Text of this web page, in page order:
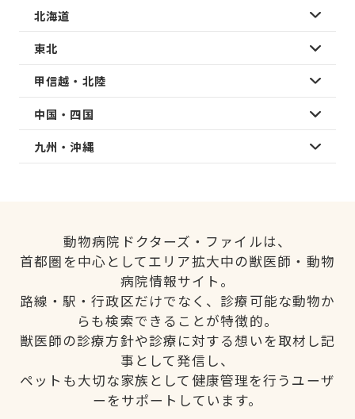
北海道
東北
甲信越・北陸
中国・四国
九州・沖縄
動物病院ドクターズ・ファイルは、
首都圏を中心としてエリア拡大中の獣医師・動物
病院情報サイト。
路線・駅・行政区だけでなく、診療可能な動物か
らも検索できることが特徴的。
獣医師の診療方針や診療に対する想いを取材し記
事として発信し、
ペットも大切な家族として健康管理を行うユーザ
ーをサポートしています。